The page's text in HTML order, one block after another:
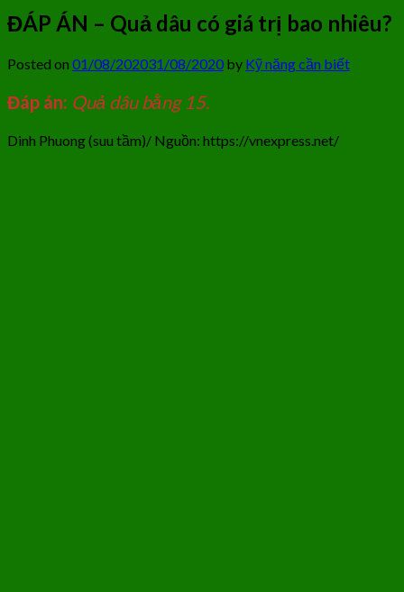
ĐÁP ÁN – Quả dâu có giá trị bao nhiêu?
Posted on 01/08/202031/08/2020by Kỹ năng cần biết
Đáp án: Quả dâu bằng 15.
Dinh Phuong (suu tầm)/ Nguồn: https://vnexpress.net/